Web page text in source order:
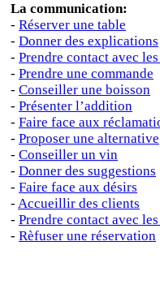
La communication:
- Réserver une table
- Donner des explications
- Prendre contact avec
- Prendre une commande
- Conseiller une boisson
- Présenter l’addition
- Faire face aux
- Proposer une alternative
- Conseiller un vin
- Donner des suggestions
- Faire face aux désirs
- Accueillir des clients
- Prendre contact avec
- Rèfuser une réservation